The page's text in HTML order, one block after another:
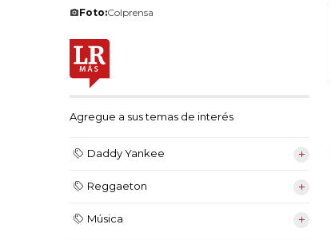
Foto:Colprensa
Agregue a sus temas de interés
Daddy Yankee
Reggaeton
Música